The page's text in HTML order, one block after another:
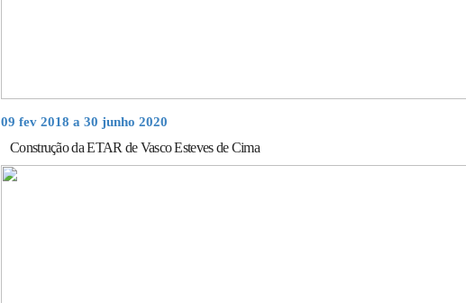
09 fev 2018 a 30 junho 2020
Construção da ETAR de Vasco Esteves de Cima